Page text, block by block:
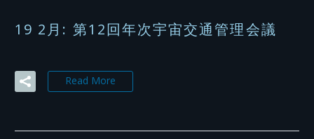
19 2月: 第12回年次宇宙交通管理会議
Read More